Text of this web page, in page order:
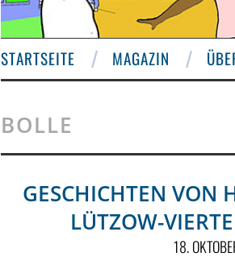
STARTSEITE MAGAZIN
BOLLE
GESCHICHTEN VON
LÜTZOW-
18.